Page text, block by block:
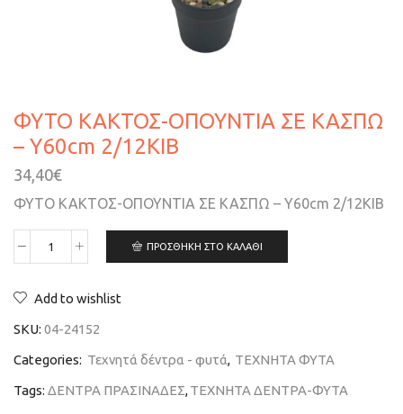
ΦΥΤΟ ΚΑΚΤΟΣ-ΟΠΟΥΝΤΙΑ ΣΕ ΚΑΣΠΩ
– Υ60cm 2/12ΚΙΒ
34,40€
ΦΥΤΟ ΚΑΚΤΟΣ-ΟΠΟΥΝΤΙΑ ΣΕ ΚΑΣΠΩ – Υ60cm 2/12ΚΙΒ
ΠΡΟΣΘΉΚΗ ΣΤΟ ΚΑΛΆΘΙ
Add to wishlist
SKU: 04-24152
Categories: Τεχνητά δέντρα - φυτά, ΤΕΧΝΗΤΑ ΦΥΤΑ
Tags: ΔΕΝΤΡΑ ΠΡΑΣΙΝΑΔΕΣ,ΤΕΧΝΗΤΑ ΔΕΝΤΡΑ-ΦΥΤΑ